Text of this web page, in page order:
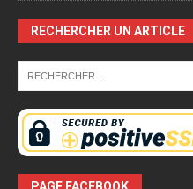
RECHERCHER UN ARTICLE